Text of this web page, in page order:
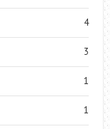
4
3
1
1